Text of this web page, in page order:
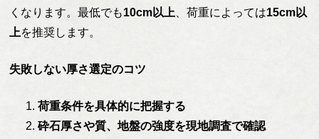
くなります。最低でも10cm以上、荷重によっては15cm以
上を推奨します。
失敗しない厚さ選定のコツ
荷重条件を具体的に把握する
砕石厚さや質、地盤の強度を現地調査で確認